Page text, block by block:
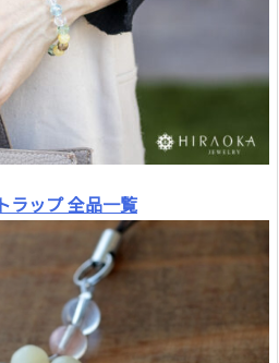
ラップ 全品一覧